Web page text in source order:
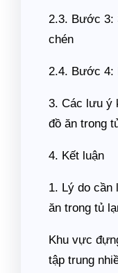
2.3. Bước 3:
chén
2.4. Bước 4:
3. Các lưu ý
đồ ăn trong
4. Kết luận
1. Lý do cần
ăn trong tủ
Khu vực
tập trung